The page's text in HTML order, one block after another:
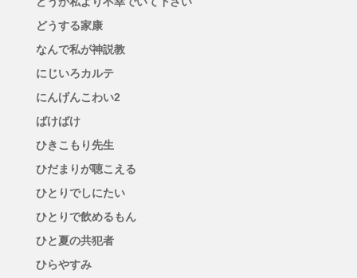
どうする家康
なんで私が神説教
にじいろカルテ
にんげんこわい2
ばけばけ
ひきこもり先生
ひだまりが聴こえる
ひとりでしにたい
ひとりで飲めるもん
ひと夏の共犯者
ひらやすみ